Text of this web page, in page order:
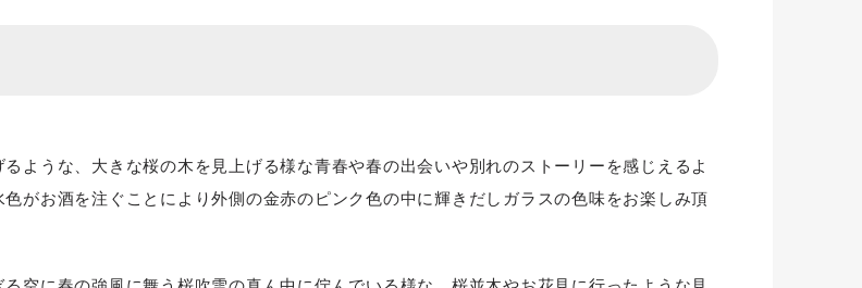
ような、大きな桜の木を見上げる様な青春や春の出会いや別れのストーリーを感じえるよ
がお酒を注ぐことにより外側の金赤のピンク色の中に輝きだしガラスの色味をお楽しみ頂